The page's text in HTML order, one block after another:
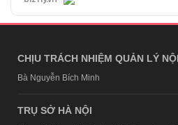
CHỊU TRÁCH NHIỆM QUẢN LÝ
Bà Nguyễn Bích Minh
TRỤ SỞ HÀ NỘI